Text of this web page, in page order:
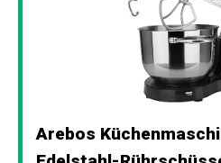
Arebos